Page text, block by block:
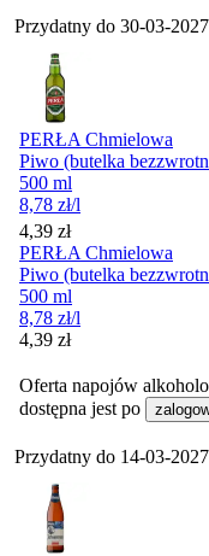
Przydatny do 30-03-2027
PERŁA Chmielowa
Piwo (butelka
500 ml
8,78 zł/l
Cena
4,39 zł
PERŁA Chmielowa
Piwo (butelka
500 ml
8,78 zł/l
Cena
4,39 zł
Oferta napojów
dostępna jest po
Przydatny do 14-03-2027